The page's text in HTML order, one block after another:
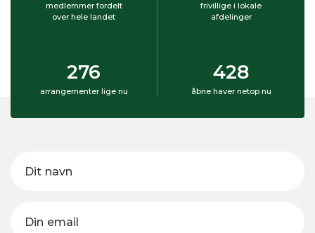
medlemmer fordelt
over hele landet
frivillige i lokale
afdelinger
276
arrangementer lige nu
428
åbne haver netop nu
Dit navn
Din email